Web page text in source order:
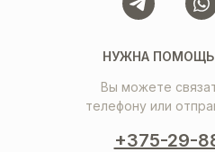
НУЖНА ПОМОЩЬ
Вы можете
телефону или
+375-29-